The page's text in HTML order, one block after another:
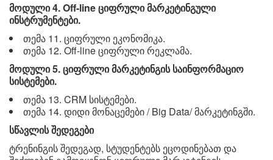
მოდული 4. Off-line ციფრული მარკეტინგული
ინსტრუმენტები.
თემა 11. ციფრული ეკონომიკა.
თემა 12. Off-line ციფრული რეკლამა.
მოდული 5. ციფრული მარკეტინგის საინფორმაციო
სისტემები.
თემა 13. CRM სისტემები.
თემა 14. დიდი მონაცემები / Big Data/ მარკეტინგში.
სწავლის შედეგები
ტრენინგის შედეგად, სტუდენტებს ეცოდინებათ და